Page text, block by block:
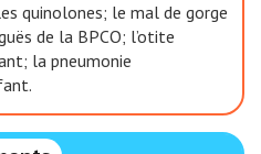
quinolones; le mal de gorge
de la BPCO; l’otite
la pneumonie